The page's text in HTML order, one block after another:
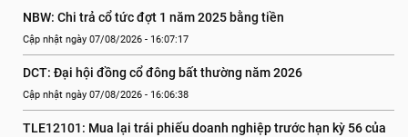
NBW: Chi trả cổ tức đợt 1 năm 2025 bằng tiền
Cập nhật ngày 07/08/2026 - 16:07:17
DCT: Đại hội đồng cổ đông bất thường năm 2026
Cập nhật ngày 07/08/2026 - 16:06:38
TLE12101: Mua lại trái phiếu doanh nghiệp trước hạn kỳ 56 của